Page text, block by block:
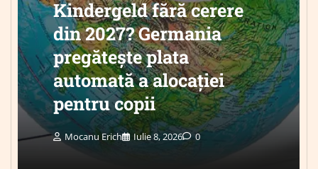
Kindergeld fără cerere
din 2027? Germania
pregătește plata
automată a alocației
pentru copii
Mocanu Erich Iulie 8, 2026 0